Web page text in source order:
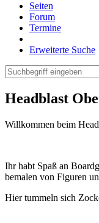
Seiten
Forum
Termine
Erweiterte Suche
Headblast
Willkommen beim
Ihr habt Spaß an
bemalen von Figuren
Hier tummeln sich